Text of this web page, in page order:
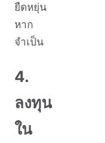
ยืดหยุ่น
หาก
จำเป็น
4.
ลงทุน
ใน